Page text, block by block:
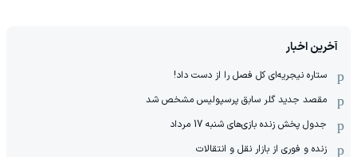
آخرین اخبار
ستاره نیجریه‌ای کل فصل را از دست داد!
مقصد جدید گلر سابق پرسپولیس مشخص شد
جدول پخش زنده بازی‌های شنبه 17 مرداد
زنده و فوری از بازار نقل و انتقالات